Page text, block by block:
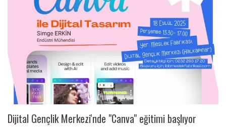
Dijital Gençlik Merkezi'nde "Canva" eğitimi başlıyor